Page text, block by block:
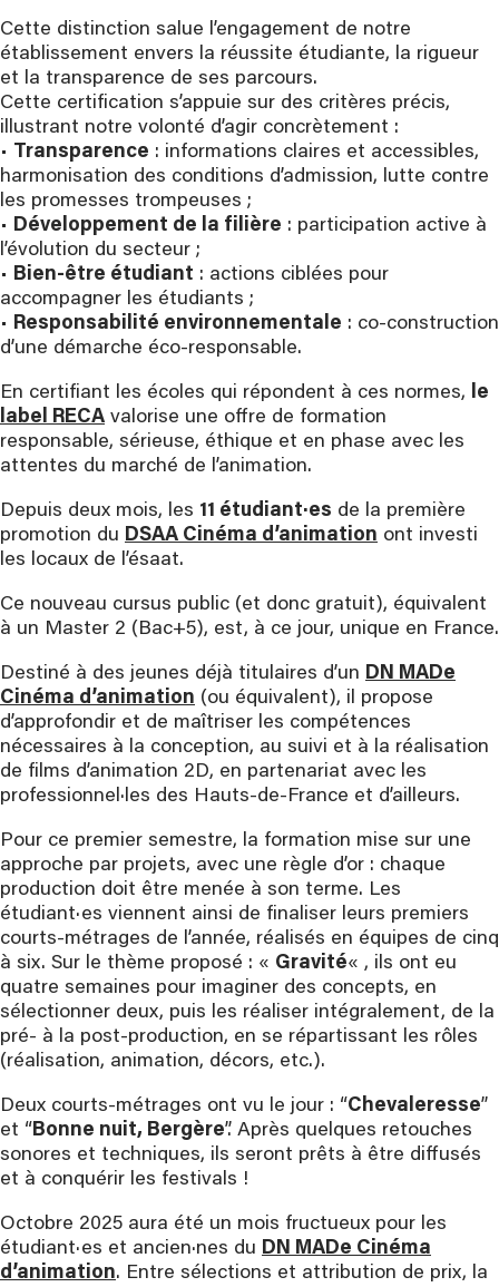
Cette distinction salue l’engagement de notre
établissement envers la réussite étudiante, la rigueur
et la transparence de ses parcours.
Cette certification s’appuie sur des critères précis,
illustrant notre volonté d’agir concrètement :
• Transparence : informations claires et accessibles,
harmonisation des conditions d’admission, lutte contre
les promesses trompeuses ;
• Développement de la filière : participation active à
l’évolution du secteur ;
• Bien-être étudiant : actions ciblées pour
accompagner les étudiants ;
• Responsabilité environnementale : co-construction
d’une démarche éco-responsable.
En certifiant les écoles qui répondent à ces normes, le
label RECA valorise une offre de formation
responsable, sérieuse, éthique et en phase avec les
attentes du marché de l’animation.
Depuis deux mois, les 11 étudiant·es de la première
promotion du DSAA Cinéma d’animation ont investi
les locaux de l’ésaat.
Ce nouveau cursus public (et donc gratuit), équivalent
à un Master 2 (Bac+5), est, à ce jour, unique en France.
Destiné à des jeunes déjà titulaires d’un DN MADe
Cinéma d’animation (ou équivalent), il propose
d’approfondir et de maîtriser les compétences
nécessaires à la conception, au suivi et à la réalisation
de films d’animation 2D, en partenariat avec les
professionnel·les des Hauts-de-France et d’ailleurs.
Pour ce premier semestre, la formation mise sur une
approche par projets, avec une règle d’or : chaque
production doit être menée à son terme. Les
étudiant·es viennent ainsi de finaliser leurs premiers
courts-métrages de l’année, réalisés en équipes de cinq
à six. Sur le thème proposé : « Gravité« , ils ont eu
quatre semaines pour imaginer des concepts, en
sélectionner deux, puis les réaliser intégralement, de la
pré- à la post-production, en se répartissant les rôles
(réalisation, animation, décors, etc.).
Deux courts-métrages ont vu le jour : “Chevaleresse”
et “Bonne nuit, Bergère”. Après quelques retouches
sonores et techniques, ils seront prêts à être diffusés
et à conquérir les festivals !
Octobre 2025 aura été un mois fructueux pour les
étudiant·es et ancien·nes du DN MADe Cinéma
d’animation. Entre sélections et attribution de prix, la